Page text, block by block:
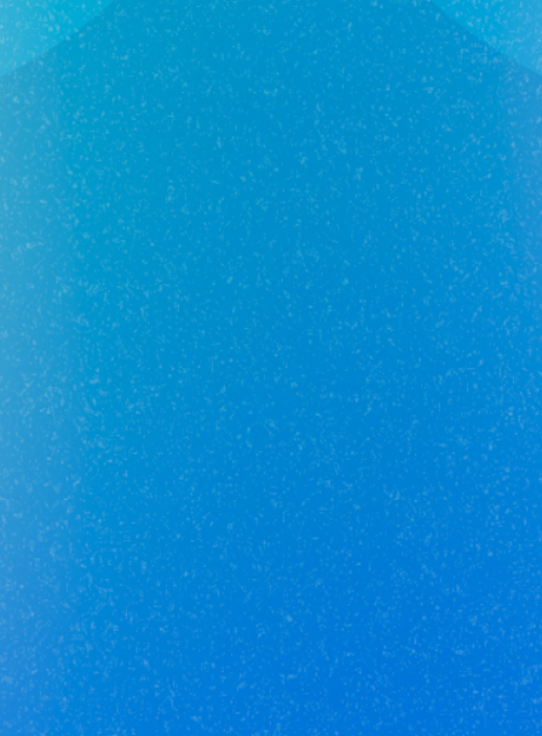
С какими документами следует
ознакомиться перед покупкой квартиры?
Какие риски могут быть в продаже
ипотечной квартиры?
Оказывает ли агентство услугу по правовой
экспертизе объекта недвижимости?
Юникор Услуги
Получай кешбэк от 5 000 рублей
Скачивай приложение на свой смартфон
Юникор Агент
Приложение для агентов Unikor
Скачивай приложение на свой смартфон
Стоимость объектов недвижимости и иных товаров
и услуг,
не включенных в «Прайс-лист» носит
исключительно
информационный характер и ни при каких
условиях не является
публичной офертой, определяемой
положениями ст. 437 ч. 2 Гражданского кодекса
Российской